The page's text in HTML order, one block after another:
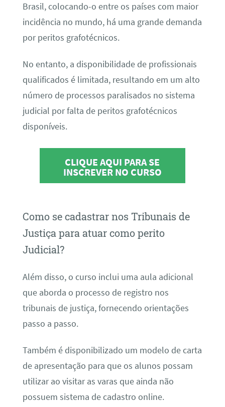
Brasil, colocando-o entre os países com maior
incidência no mundo, há uma grande demanda
por peritos grafotécnicos.
No entanto, a disponibilidade de profissionais
qualificados é limitada, resultando em um alto
número de processos paralisados no sistema
judicial por falta de peritos grafotécnicos
disponíveis.
CLIQUE AQUI PARA SE
INSCREVER NO CURSO
Como se cadastrar nos Tribunais de
Justiça para atuar como perito
Judicial?
Além disso, o curso inclui uma aula adicional
que aborda o processo de registro nos
tribunais de justiça, fornecendo orientações
passo a passo.
Também é disponibilizado um modelo de carta
de apresentação para que os alunos possam
utilizar ao visitar as varas que ainda não
possuem sistema de cadastro online.